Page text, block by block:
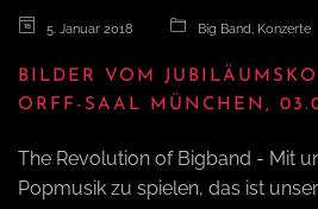
5. Januar 2018 Big Band, Konzerte
BILDER VOM
ORFF-SAAL MÜNCHEN,
The Revolution of Bigband - Mit
Popmusik zu spielen, das ist